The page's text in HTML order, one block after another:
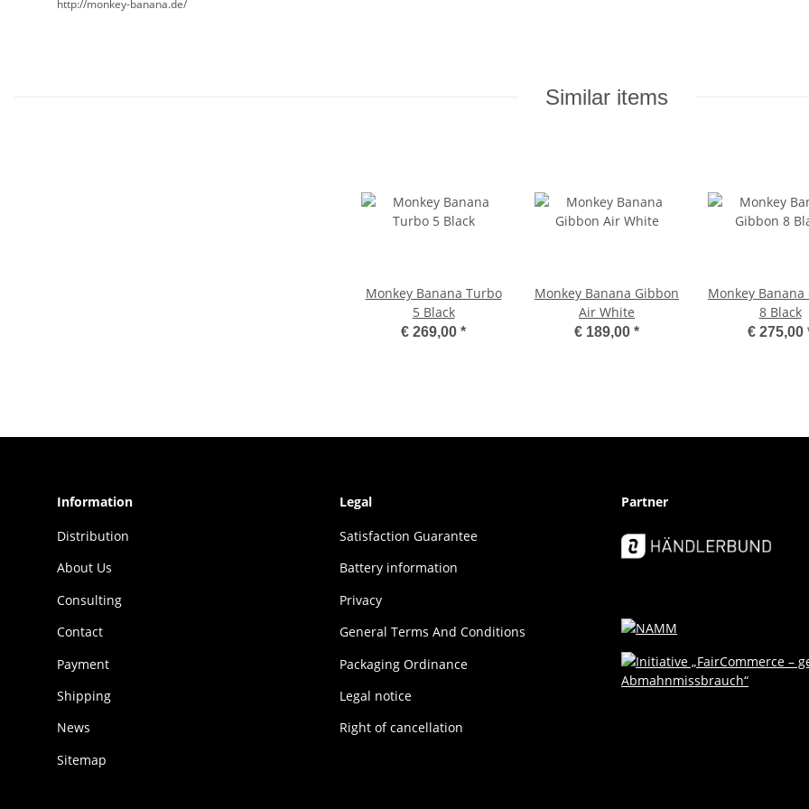
http://monkey-banana.de/
Similar items
Monkey Banana Turbo
5 Black
€ 269,00 *
Monkey Banana Gibbon
Air White
€ 189,00 *
Monkey Banana
8 Black
€ 275,00
Information
Distribution
About Us
Consulting
Contact
Payment
Shipping
News
Sitemap
Legal
Sat­is­fac­tion Guar­an­tee
Battery information
Privacy
General Terms And Conditions
Packaging Ordinance
Legal notice
Right of cancellation
Partner